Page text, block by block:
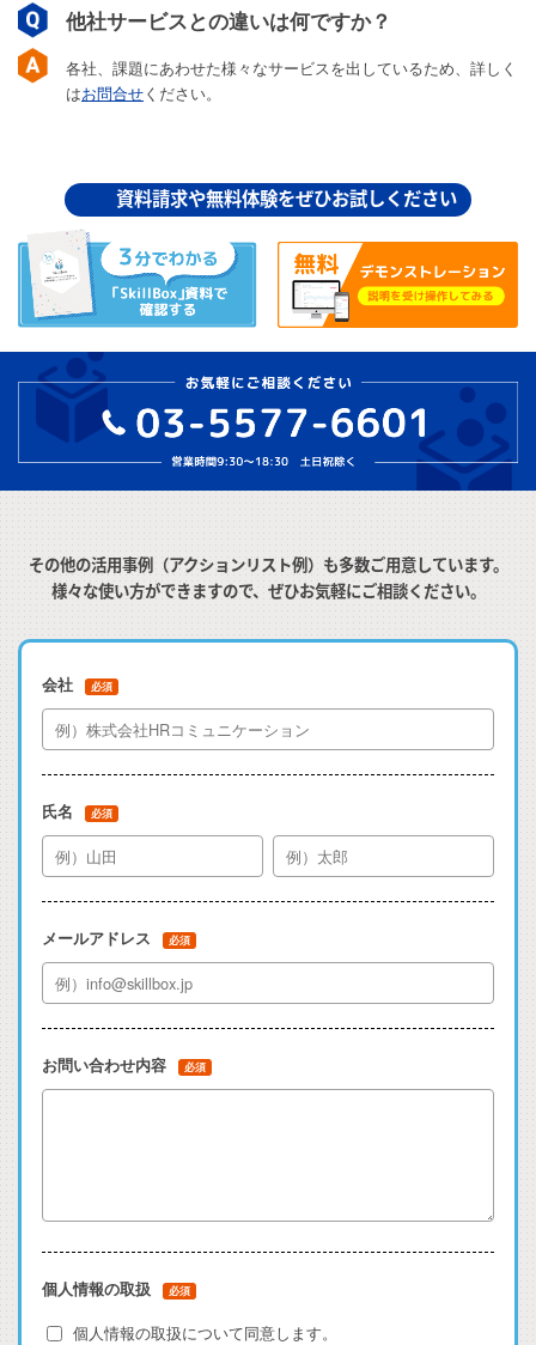
他社サービスとの違いは何ですか？
各社、課題にあわせた様々なサービスを出しているため、詳しく
はお問合せください。
資料請求や無料体験をぜひお試しください
その他の活用事例（アクションリスト例）も多数ご用意しています。
様々な使い方ができますので、ぜひお気軽にご相談ください。
会社 必須
氏名 必須
メールアドレス 必須
お問い合わせ内容 必須
個人情報の取扱 必須
個人情報の取扱について同意します。